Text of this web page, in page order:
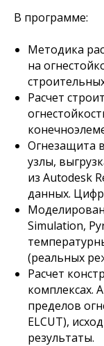
В программе:
Методика
на
Расчет
Огнезащита
узлы,
из Autodesk
данных.
Simulation,
(реальных
Расчет
комплексах.
пределов
ELCUT),
результаты.